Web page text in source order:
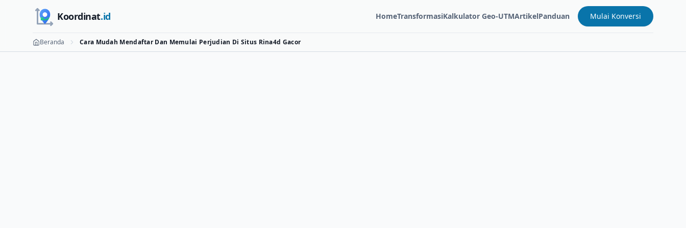
Skip to main content
Koordinat.id HomeTransformasiKalkulator Geo-UTMArtikelPanduan Mulai Konversi
Beranda Cara Mudah Mendaftar Dan Memulai Perjudian Di Situs Rina4d Gacor